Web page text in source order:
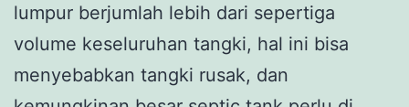
lumpur berjumlah lebih dari sepertiga
volume keseluruhan tangki, hal ini bisa
menyebabkan tangki rusak, dan